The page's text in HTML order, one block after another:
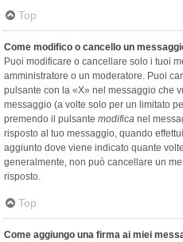
Top
Come modifico o cancello un
Puoi modificare o cancellare solo i tuoi
amministratore o un moderatore. Puoi
pulsante con la «X» nel messaggio che
messaggio (a volte solo per un limitato
premendo il pulsante modifica nel
risposto al tuo messaggio, quando
aggiunto dove viene indicato quante
generalmente, non può cancellare un
risposto.
Top
Come aggiungo una firma ai miei